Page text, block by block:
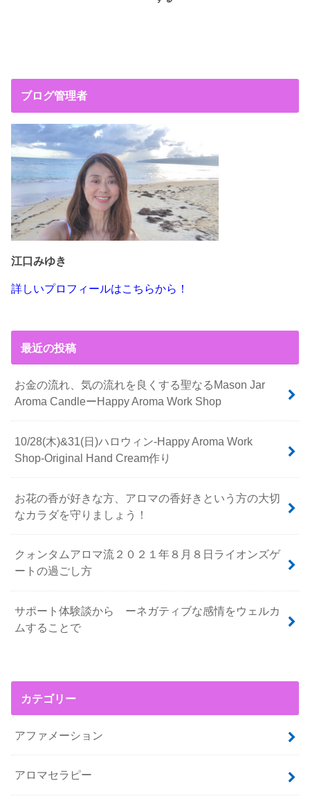
ブログ管理者
江口みゆき
詳しいプロフィールはこちらから！
最近の投稿
お金の流れ、気の流れを良くする聖なるMason Jar
Aroma CandleーHappy Aroma Work Shop
10/28(木)&31(日)ハロウィン-Happy Aroma Work
Shop-Original Hand Cream作り
お花の香が好きな方、アロマの香好きという方の大切
なカラダを守りましょう！
クォンタムアロマ流２０２１年８月８日ライオンズゲ
ートの過ごし方
サポート体験談から ーネガティブな感情をウェルカ
ムすることで
カテゴリー
アファメーション
アロマセラピー